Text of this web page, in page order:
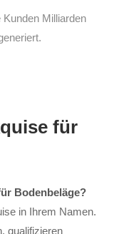
Milliarden
für
Bodenbeläge?
in Ihrem Namen.
qualifizieren